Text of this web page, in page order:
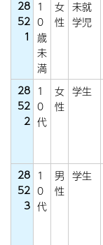
28
52
1
1
0
歳
未
満
女
性
未就
学児
28
52
2
1
0
代
女
性
学生
28
52
3
1
0
代
男
性
学生